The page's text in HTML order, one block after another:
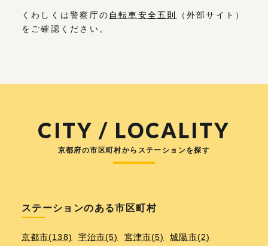
くわしくは警察庁の 自転車安全五則
（外部サイト）
をご確認ください。
CITY / LOCALITY
京都府の市区町村からステーションを探す
ステーションのある市区町村
京都市(138) 宇治市(5) 宮津市(5) 城陽市(2)